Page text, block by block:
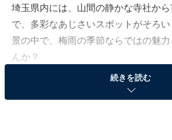
埼玉県内には、山間の静かな寺社から
で、多彩なあじさいスポットがそろ
景の中で、梅雨の季節ならではの魅
んか？
All About ニュース編集部は5月8～12
続きを読む